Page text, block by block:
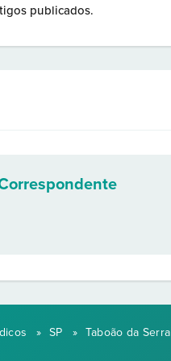
publicados.
» SP » Taboão da Serra